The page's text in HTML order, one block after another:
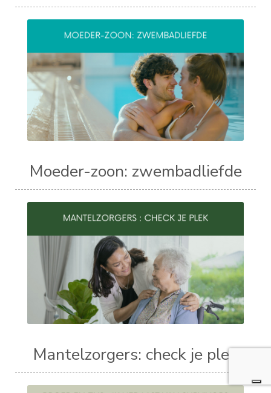
Moeder-zoon: zwembadliefde
Mantelzorgers: check je plek